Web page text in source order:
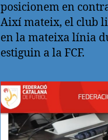
posicionem en
Així mateix, el club
en la mateixa línia
estiguin a la FCF.